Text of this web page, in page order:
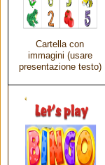
Cartella con
immagini (usare
presentazione testo)